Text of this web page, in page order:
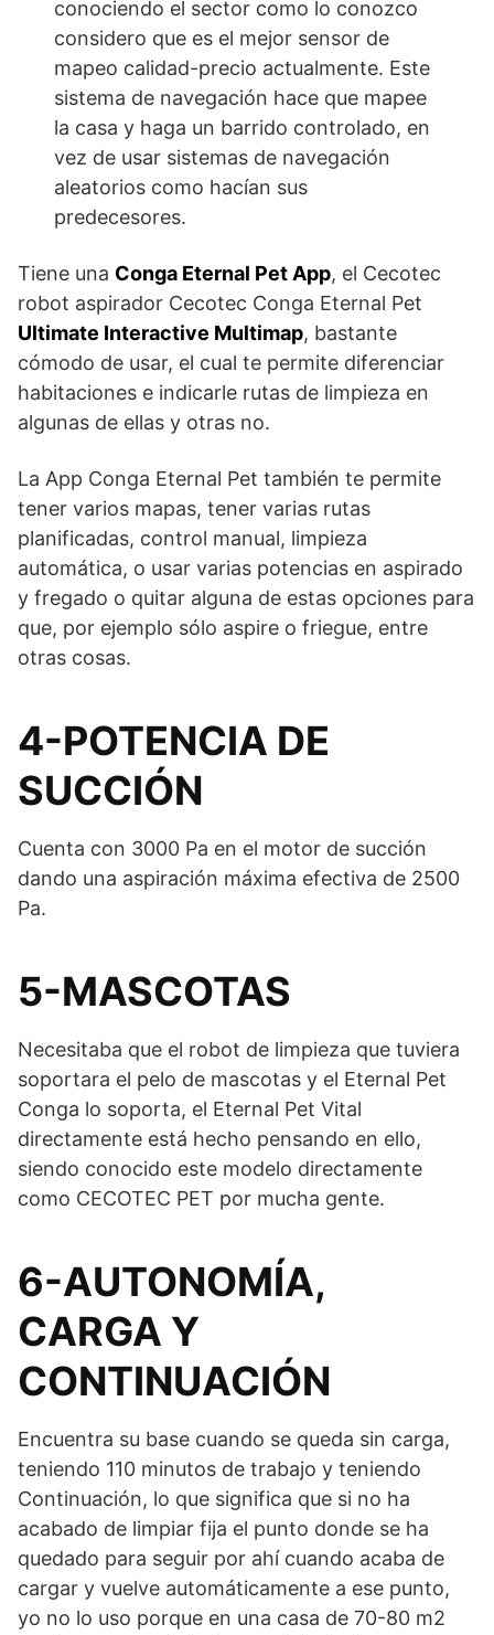
conociendo el sector como lo conozco
considero que es el mejor sensor de
mapeo calidad-precio actualmente. Este
sistema de navegación hace que mapee
la casa y haga un barrido controlado, en
vez de usar sistemas de navegación
aleatorios como hacían sus
predecesores.
Tiene una Conga Eternal Pet App, el Cecotec
robot aspirador Cecotec Conga Eternal Pet
Ultimate Interactive Multimap, bastante
cómodo de usar, el cual te permite diferenciar
habitaciones e indicarle rutas de limpieza en
algunas de ellas y otras no.
La App Conga Eternal Pet también te permite
tener varios mapas, tener varias rutas
planificadas, control manual, limpieza
automática, o usar varias potencias en aspirado
y fregado o quitar alguna de estas opciones para
que, por ejemplo sólo aspire o friegue, entre
otras cosas.
4-POTENCIA DE
SUCCIÓN
Cuenta con 3000 Pa en el motor de succión
dando una aspiración máxima efectiva de 2500
Pa.
5-MASCOTAS
Necesitaba que el robot de limpieza que tuviera
soportara el pelo de mascotas y el Eternal Pet
Conga lo soporta, el Eternal Pet Vital
directamente está hecho pensando en ello,
siendo conocido este modelo directamente
como CECOTEC PET por mucha gente.
6-AUTONOMÍA,
CARGA Y
CONTINUACIÓN
Encuentra su base cuando se queda sin carga,
teniendo 110 minutos de trabajo y teniendo
Continuación, lo que significa que si no ha
acabado de limpiar fija el punto donde se ha
quedado para seguir por ahí cuando acaba de
cargar y vuelve automáticamente a ese punto,
yo no lo uso porque en una casa de 70-80 m2